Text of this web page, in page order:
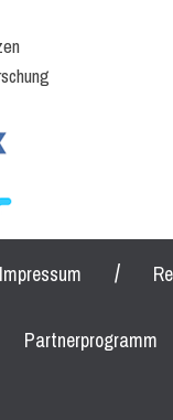
Impressum /
Partnerprogramm